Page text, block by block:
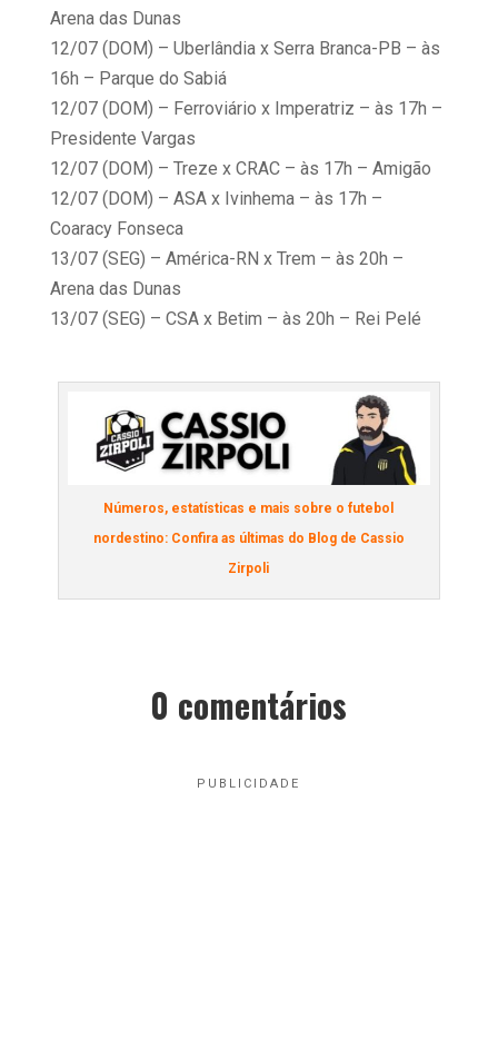
Arena das Dunas
12/07 (DOM) – Uberlândia x Serra Branca-PB – às
16h – Parque do Sabiá
12/07 (DOM) – Ferroviário x Imperatriz – às 17h –
Presidente Vargas
12/07 (DOM) – Treze x CRAC – às 17h – Amigão
12/07 (DOM) – ASA x Ivinhema – às 17h –
Coaracy Fonseca
13/07 (SEG) – América-RN x Trem – às 20h –
Arena das Dunas
13/07 (SEG) – CSA x Betim – às 20h – Rei Pelé
Números, estatísticas e mais sobre o futebol
nordestino: Confira as últimas do Blog de Cassio
Zirpoli
0 comentários
PUBLICIDADE